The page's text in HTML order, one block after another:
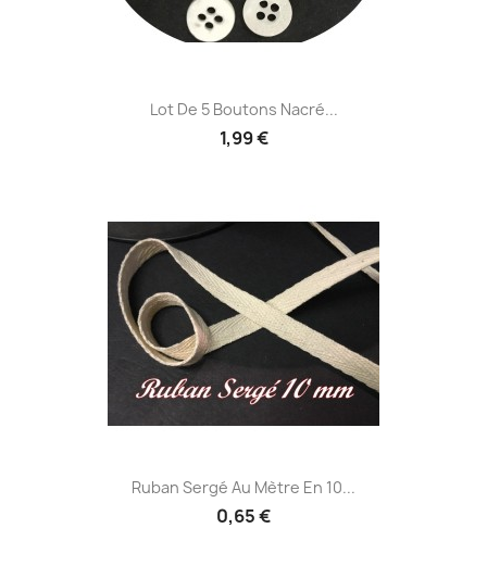
Lot De 5 Boutons Nacré...
1,99 €
Ruban Sergé Au Mètre En 10...
0,65 €